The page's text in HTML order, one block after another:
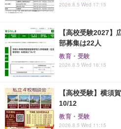
2026.8.5 Wed 17:15
【高校受験2027
部募集は22人
教育・受験
2026.8.5 Wed 16:15
【高校受験】横須
10/12
教育・受験
2026.8.5 Wed 11:15